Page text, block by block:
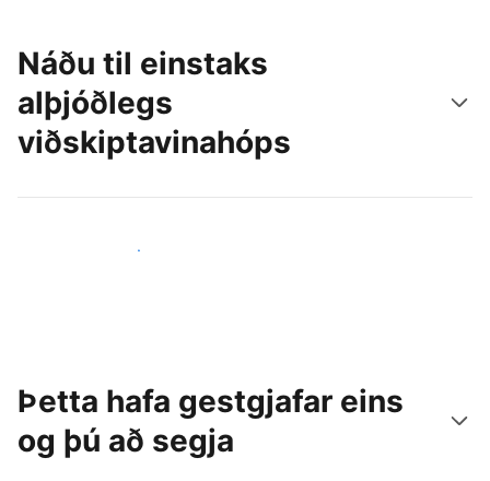
Náðu til einstaks
alþjóðlegs
viðskiptavinahóps
Náðu til nýrra gesta í dag
Þetta hafa gestgjafar eins
og þú að segja